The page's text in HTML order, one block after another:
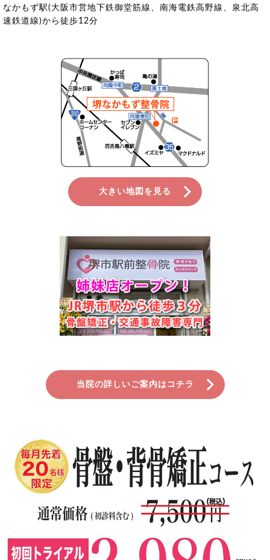
なかもず駅(大阪市営地下鉄御堂筋線、南海電鉄高野線、泉北高
速鉄道線)から徒歩12分
大きい地図を見る
当院の詳しいご案内はコチラ